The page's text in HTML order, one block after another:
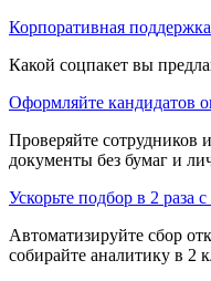
Корпоративная
Какой соцпакет вы
Оформляйте кандидатов
Проверяйте сотрудников
документы без бумаг и
Ускорьте подбор в 2 раза
Автоматизируйте сбор
собирайте аналитику в 2